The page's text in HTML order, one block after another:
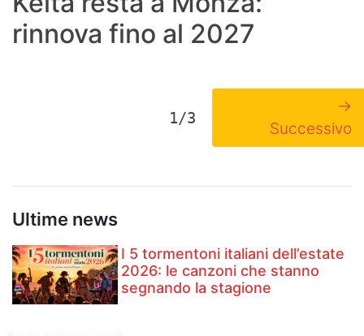
rinnova fino al 2027
1/3
→
Successivo
Ultime news
I 5 tormentoni italiani dell’estate
2026: le canzoni che stanno
segnando la stagione